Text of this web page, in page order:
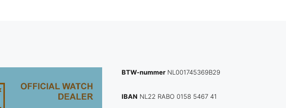
BTW-nummer NL001745369B29
IBAN NL22 RABO 0158 5467 41